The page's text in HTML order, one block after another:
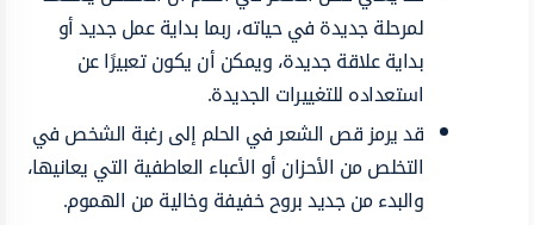
لمرحلة جديدة في حياته، ربما بداية عمل جديد أو
بداية علاقة جديدة، ويمكن أن يكون تعبيرًا عن
استعداده للتغييرات الجديدة.
قد يرمز قص الشعر في الحلم إلى رغبة الشخص في
التخلص من الأحزان أو الأعباء العاطفية التي يعانيها،
والبدء من جديد بروح خفيفة وخالية من الهموم.